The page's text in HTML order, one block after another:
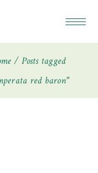
Posts tagged
red baron"